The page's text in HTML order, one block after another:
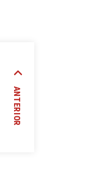
ANTERIOR